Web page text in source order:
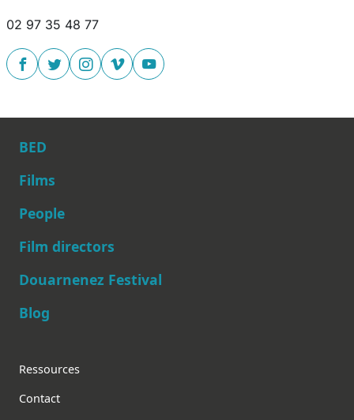
02 97 35 48 77
Main navigation
BED
Films
People
Film directors
Douarnenez Festival
Blog
Footer
Ressources
Contact